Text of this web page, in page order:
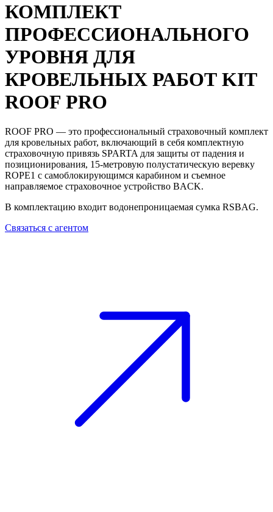
КОМПЛЕКТ
ПРОФЕССИОНАЛЬНОГО
УРОВНЯ ДЛЯ
КРОВЕЛЬНЫХ РАБОТ KIT
ROOF PRO
ROOF PRO — это профессиональный страховочный комплект
для кровельных работ, включающий в себя комплектную
страховочную привязь SPARTA для защиты от падения и
позиционирования, 15-метровую полустатическую веревку
ROPE1 с самоблокирующимся карабином и съемное
направляемое страховочное устройство BACK.
В комплектацию входит водонепроницаемая сумка RSBAG.
Связаться с агентом